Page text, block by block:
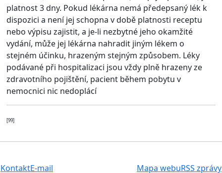
platnost 3 dny. Pokud lékárna nemá předepsaný lék k
dispozici a není jej schopna v době platnosti receptu
nebo výpisu zajistit, a je-li nezbytné jeho okamžité
vydání, může jej lékárna nahradit jiným lékem o
stejném účinku, hrazeným stejným způsobem. Léky
podávané při hospitalizaci jsou vždy plně hrazeny ze
zdravotního pojištění, pacient během pobytu v
nemocnici nic nedoplácí
[99]
KontaktE-mail Mapa webuRSS zprávy